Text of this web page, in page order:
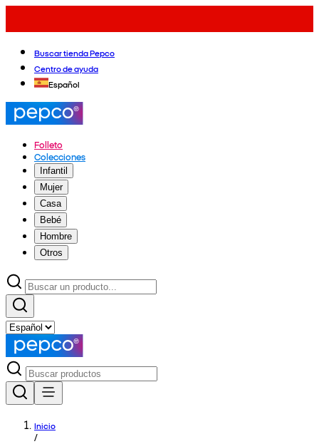
Buscar tienda Pepco
Centro de ayuda
Español
Folleto
Colecciones
Infantil
Mujer
Casa
Bebé
Hombre
Otros
Inicio
/